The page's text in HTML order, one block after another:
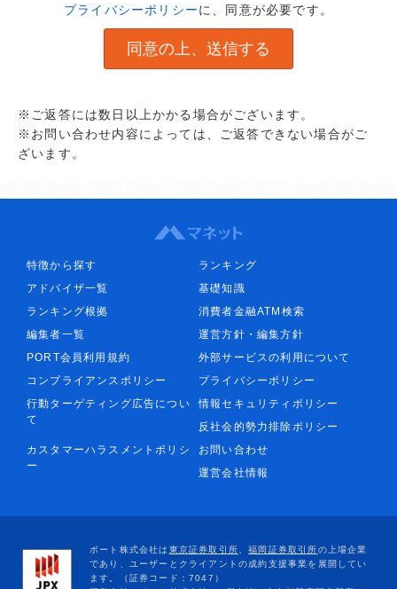
プライバシーポリシーに、同意が必要です。
※ご返答には数日以上かかる場合がございます。
※お問い合わせ内容によっては、ご返答できない場合がご
ざいます。
特徴から探す
ランキング
アドバイザ一覧
基礎知識
ランキング根拠
消費者金融ATM検索
編集者一覧
運営方針・編集方針
PORT会員利用規約
外部サービスの利用について
コンプライアンスポリシー
プライバシーポリシー
行動ターゲティング広告につい
て
情報セキュリティポリシー
反社会的勢力排除ポリシー
カスタマーハラスメントポリシ
ー
お問い合わせ
運営会社情報